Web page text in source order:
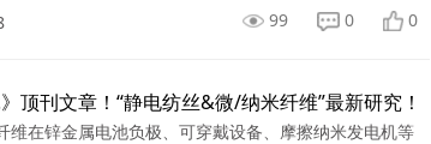
99 0 0
顶刊文章！“静电纺丝&微/纳米纤维”最新研究！
维在锌金属电池负极、可穿戴设备、摩擦纳米发电机等